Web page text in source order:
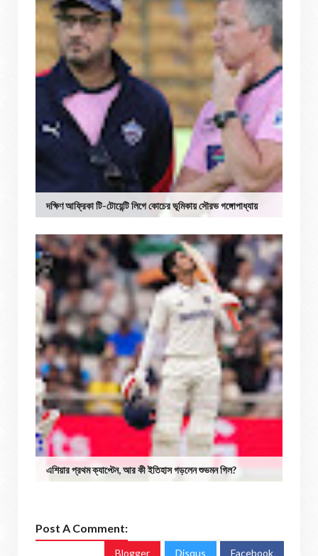
দক্ষিণ আফ্রিকা টি-টোয়েন্টি লিগে কোচের ভূমিকায় সৌরভ গঙ্গোপাধ্যায়
এশিয়ার প্রথম ক্যাপ্টেন, আর কী ইতিহাস গড়লেন শুভমন গিল?
Post A Comment:
Blogger Disqus Facebook